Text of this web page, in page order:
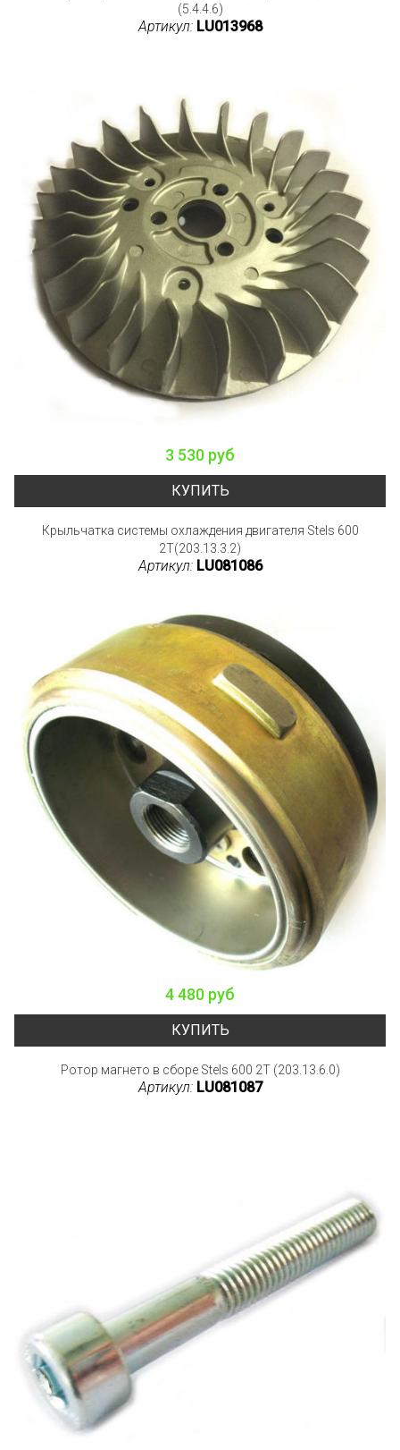
(5.4.4.6)
Артикул: LU013968
3 530 руб
КУПИТЬ
Крыльчатка системы охлаждения двигателя Stels 600
2T(203.13.3.2)
Артикул: LU081086
4 480 руб
КУПИТЬ
Ротор магнето в сборе Stels 600 2T (203.13.6.0)
Артикул: LU081087